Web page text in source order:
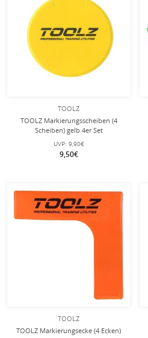
TOOLZ
TOOLZ Markierungsscheiben (4
Scheiben) gelb 4er Set
UVP: 9,90€
9,50€
TOOLZ
TOOLZ Markierungsecke (4 Ecken)